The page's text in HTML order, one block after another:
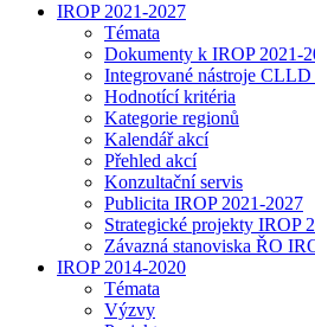
IROP 2021-2027
Témata
Dokumenty k IROP 2021-
Integrované nástroje
Hodnotící kritéria
Kategorie regionů
Kalendář akcí
Přehled akcí
Konzultační servis
Publicita IROP 2021-2027
Strategické projekty IROP
Závazná stanoviska ŘO
IROP 2014-2020
Témata
Výzvy